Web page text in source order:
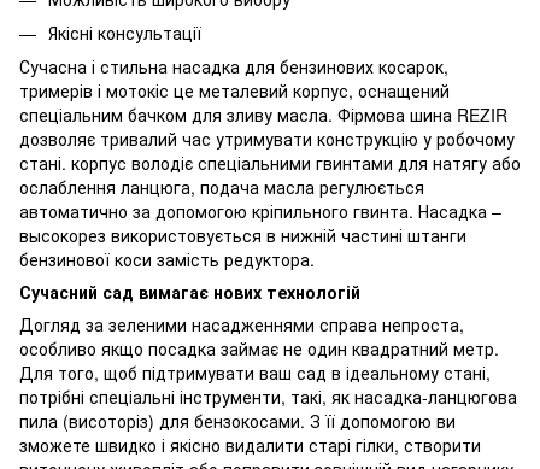
Якісні консультації
Сучасна і стильна насадка для бензинових косарок,
тримерів і мотокіс це металевий корпус, оснащений
спеціальним бачком для зливу масла. Фірмова шина REZIR
дозволяє тривалий час утримувати конструкцію у робочому
стані. корпус володіє спеціальними гвинтами для натягу або
ослаблення ланцюга, подача масла регулюється
автоматично за допомогою кріпильного гвинта. Насадка –
высокорез використовується в нижній частині штанги
бензинової коси замість редуктора.
Сучасний сад вимагає нових технологій
Догляд за зеленими насадженнями справа непроста,
особливо якщо посадка займає не один квадратний метр.
Для того, щоб підтримувати ваш сад в ідеальному стані,
потрібні спеціальні інструменти, такі, як насадка-ланцюгова
пила (висоторіз) для бензокосами. З її допомогою ви
зможете швидко і якісно видалити старі гілки, створити